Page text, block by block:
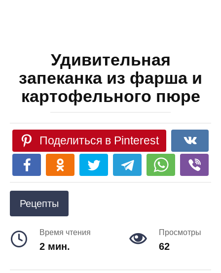
Удивительная
запеканка из фарша и
картофельного пюре
Поделиться в Pinterest
Рецепты
Время чтения
2 мин.
Просмотры
62